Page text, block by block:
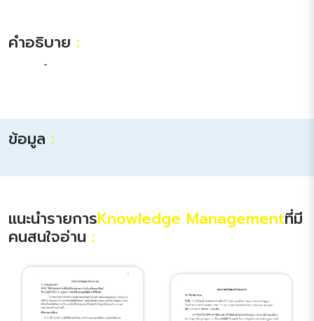
คำอธิบาย :
-
ข้อมูล :
แนะนำรายการKnowledge Managementที่มี
คนสนใจอ่าน :